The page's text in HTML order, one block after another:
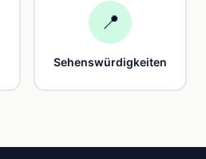
📍
Sehenswürdigkeiten